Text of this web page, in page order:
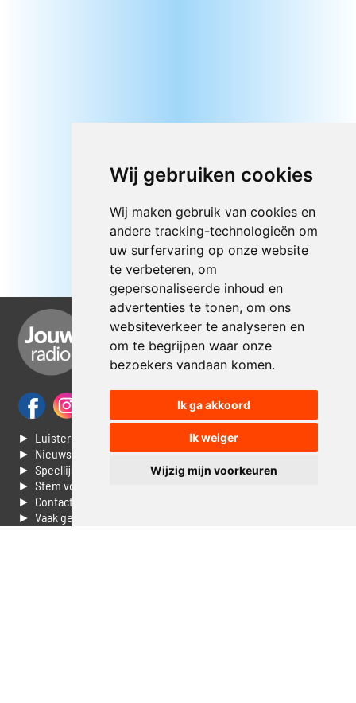
Wij gebruiken cookies
Wij maken gebruik van cookies en
andere tracking-technologieën om
uw surfervaring op onze website
te verbeteren, om
gepersonaliseerde inhoud en
advertenties te tonen, om ons
websiteverkeer te analyseren en
om te begrijpen waar onze
bezoekers vandaan komen.
Ik ga akkoord
Ik weiger
Wijzig mijn voorkeuren
► Luisteren naar Jouwradio
► Nieuws
► Speellijst
► Stem voor de Dag top 3
► Contacteer ons
► Vaak gestelde vragen